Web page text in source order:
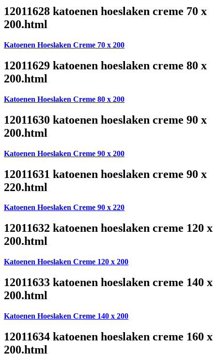
12011628 katoenen hoeslaken creme 70 x
200.html
Katoenen Hoeslaken Creme 70 x 200
12011629 katoenen hoeslaken creme 80 x
200.html
Katoenen Hoeslaken Creme 80 x 200
12011630 katoenen hoeslaken creme 90 x
200.html
Katoenen Hoeslaken Creme 90 x 200
12011631 katoenen hoeslaken creme 90 x
220.html
Katoenen Hoeslaken Creme 90 x 220
12011632 katoenen hoeslaken creme 120 x
200.html
Katoenen Hoeslaken Creme 120 x 200
12011633 katoenen hoeslaken creme 140 x
200.html
Katoenen Hoeslaken Creme 140 x 200
12011634 katoenen hoeslaken creme 160 x
200.html